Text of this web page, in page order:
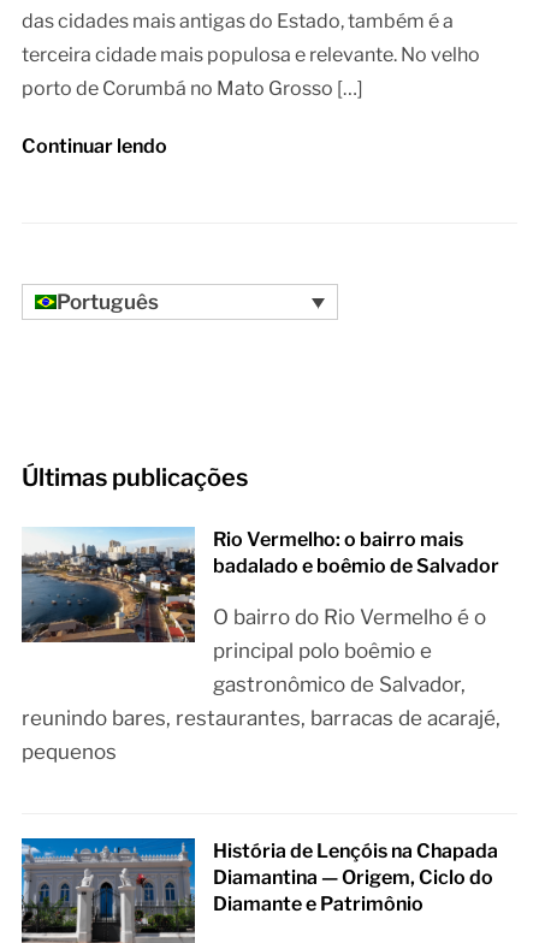
das cidades mais antigas do Estado, também é a
terceira cidade mais populosa e relevante. No velho
porto de Corumbá no Mato Grosso […]
Continuar lendo
Português
Últimas publicações
Rio Vermelho: o bairro mais
badalado e boêmio de Salvador
O bairro do Rio Vermelho é o
principal polo boêmio e
gastronômico de Salvador,
reunindo bares, restaurantes, barracas de acarajé,
pequenos
História de Lençóis na Chapada
Diamantina — Origem, Ciclo do
Diamante e Patrimônio